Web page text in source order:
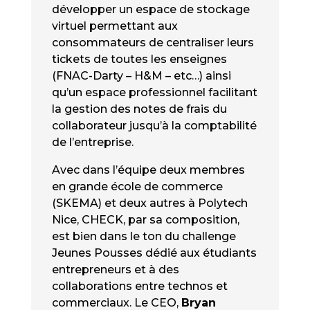
développer un espace de stockage
virtuel permettant aux
consommateurs de centraliser leurs
tickets de toutes les enseignes
(FNAC-Darty – H&M – etc…) ainsi
qu’un espace professionnel facilitant
la gestion des notes de frais du
collaborateur jusqu’à la comptabilité
de l’entreprise.
Avec dans l’équipe deux membres
en grande école de commerce
(SKEMA) et deux autres à Polytech
Nice, CHECK, par sa composition,
est bien dans le ton du challenge
Jeunes Pousses dédié aux étudiants
entrepreneurs et à des
collaborations entre technos et
commerciaux. Le CEO, Bryan